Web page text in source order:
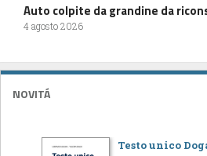
Auto colpite da grandine da
4 agosto 2026
NOVITÁ
Testo unico